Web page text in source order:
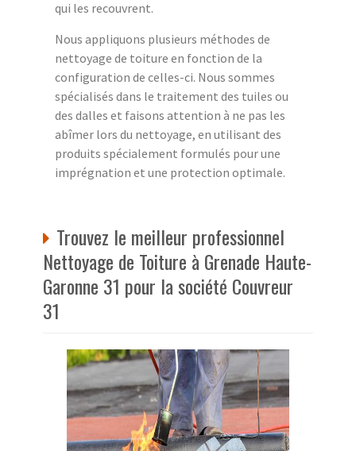
qui les recouvrent.
Nous appliquons plusieurs méthodes de
nettoyage de toiture en fonction de la
configuration de celles-ci. Nous sommes
spécialisés dans le traitement des tuiles ou
des dalles et faisons attention à ne pas les
abîmer lors du nettoyage, en utilisant des
produits spécialement formulés pour une
imprégnation et une protection optimale.
Trouvez le meilleur professionnel
Nettoyage de Toiture à Grenade Haute-
Garonne 31 pour la société Couvreur
31